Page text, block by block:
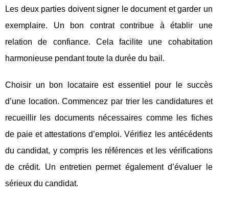
Les deux parties doivent signer le document et garder un
exemplaire. Un bon contrat contribue à établir une
relation de confiance. Cela facilite une cohabitation
harmonieuse pendant toute la durée du bail.
Choisir un bon locataire est essentiel pour le succès
d’une location. Commencez par trier les candidatures et
recueillir les documents nécessaires comme les fiches
de paie et attestations d’emploi. Vérifiez les antécédents
du candidat, y compris les références et les vérifications
de crédit. Un entretien permet également d’évaluer le
sérieux du candidat.